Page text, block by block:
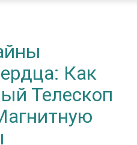
Как
Телескоп